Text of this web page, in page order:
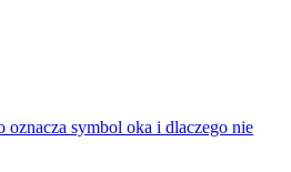
symbol oka i dlaczego nie